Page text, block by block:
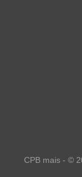
CPB mais - ©